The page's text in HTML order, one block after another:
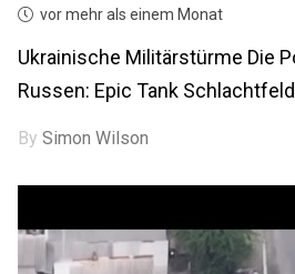
vor mehr als einem Monat
Ukrainische Militärstürme Die
Russen: Epic Tank Schlachtfeld
BySimon Wilson